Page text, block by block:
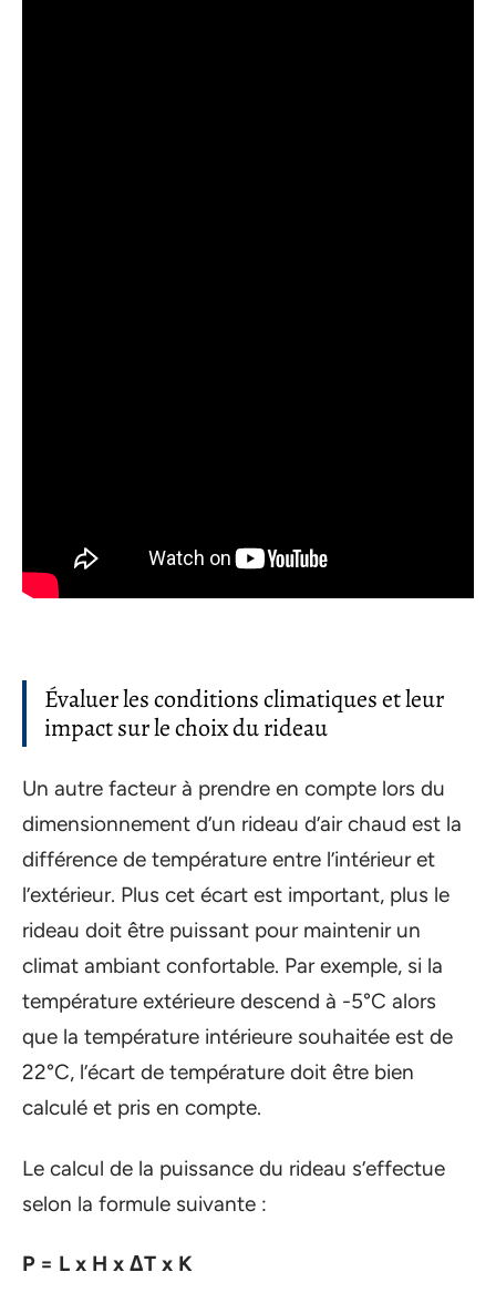
Évaluer les conditions climatiques et leur
impact sur le choix du rideau
Un autre facteur à prendre en compte lors du
dimensionnement d’un rideau d’air chaud est la
différence de température entre l’intérieur et
l’extérieur. Plus cet écart est important, plus le
rideau doit être puissant pour maintenir un
climat ambiant confortable. Par exemple, si la
température extérieure descend à -5°C alors
que la température intérieure souhaitée est de
22°C, l’écart de température doit être bien
calculé et pris en compte.
Le calcul de la puissance du rideau s’effectue
selon la formule suivante :
P = L x H x ΔT x K